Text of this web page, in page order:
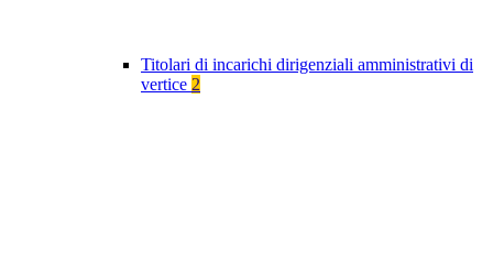
Titolari di incarichi dirigenziali amministrativi di
vertice 2